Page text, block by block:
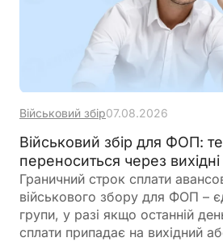
Військовий збір07.08.2026
Військовий збір для ФОП:
переноситься через
Граничний строк сплати
військового збору для ФОП –
групи, у разі якщо останній
сплати припадає на вихідний